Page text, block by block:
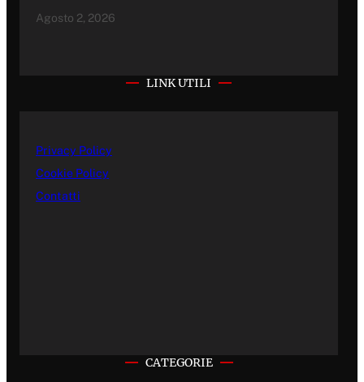
Agosto 2, 2026
LINK UTILI
Privacy Policy
Cookie Policy
Contatti
CATEGORIE